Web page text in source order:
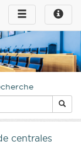
Toggle
infos
Toggle
navigation
centrales